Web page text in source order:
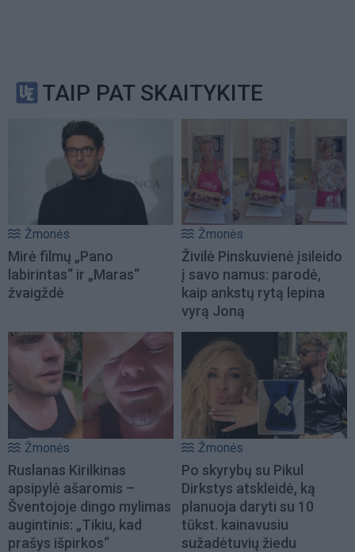
TAIP PAT SKAITYKITE
Žmonės
Mirė filmų „Pano
labirintas“ ir „Maras“
žvaigždė
Žmonės
Živilė Pinskuvienė įsileido
į savo namus: parodė,
kaip ankstų rytą lepina
vyrą Joną
Žmonės
Ruslanas Kirilkinas
apsipylė ašaromis –
Šventojoje dingo mylimas
augintinis: „Tikiu, kad
prašys išpirkos“
Žmonės
Po skyrybų su Pikul
Dirkstys atskleidė, ką
planuoja daryti su 10
tūkst. kainavusiu
sužadėtuvių žiedu